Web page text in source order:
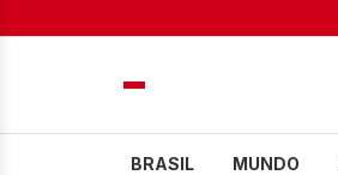
BRASIL MUNDO